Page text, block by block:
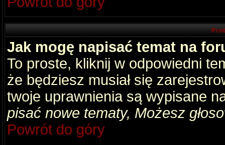
Jak mogę napisać temat na
To proste, kliknij w odpowiedni
że będziesz musiał się
twoje uprawnienia są wypisane
pisać nowe tematy, Możesz
Powrót do góry